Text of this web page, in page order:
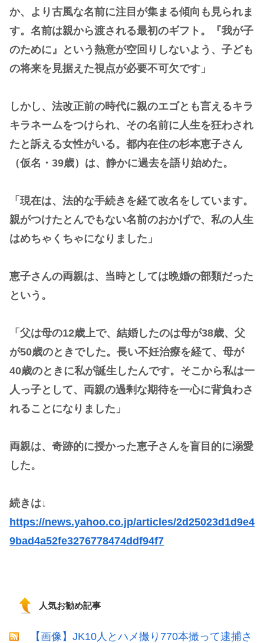
か、より古風な名前に注目が集まる傾向も見られま
す。名前は親から渡される最初のギフト。『我が子
のために』という熱意が空回りしないよう、子ども
の将来を見据えた視点が必要不可欠です」
しかし、法改正前の時代に親のエゴとも言えるキラ
キラネームをつけられ、その名前に人生を狂わされ
たと訴える女性がいる。都内在住の杉本恵子さん
（仮名・39歳）は、静かに過去を語り始めた。
「現在は、法的な手続きを経て改名をしています。
親がつけたとんでもない名前のおかげで、私の人生
はめちゃくちゃになりました」
恵子さんの両親は、当時としては晩婚の部類だった
という。
「父は母の12歳上で、結婚したのは母が38歳、父
が50歳のときでした。長い不妊治療を経て、母が
40歳のときに私が誕生したんです。そこから私は一
人っ子として、両親の過剰な期待を一心に背負わさ
れることになりました」
両親は、奇跡的に授かった恵子さんを盲目的に溺愛
した。
続きは↓
https://news.yahoo.co.jp/articles/2d25023d1d9e4
9bad4a52fe3276778474ddf94f7
人気お勧め記事
【画像】JK10人とハメ撮り770本撮って逮捕さ